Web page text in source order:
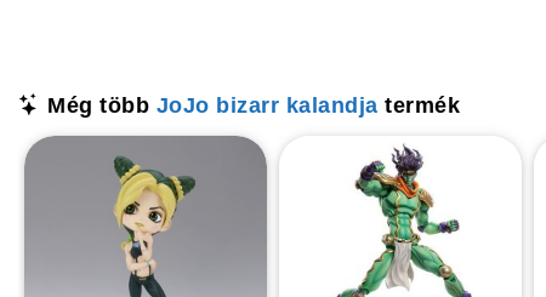
Még több JoJo bizarr kalandja termék